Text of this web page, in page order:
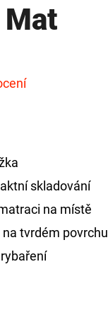
Mat
skladování
na místě
tvrdém povrchu